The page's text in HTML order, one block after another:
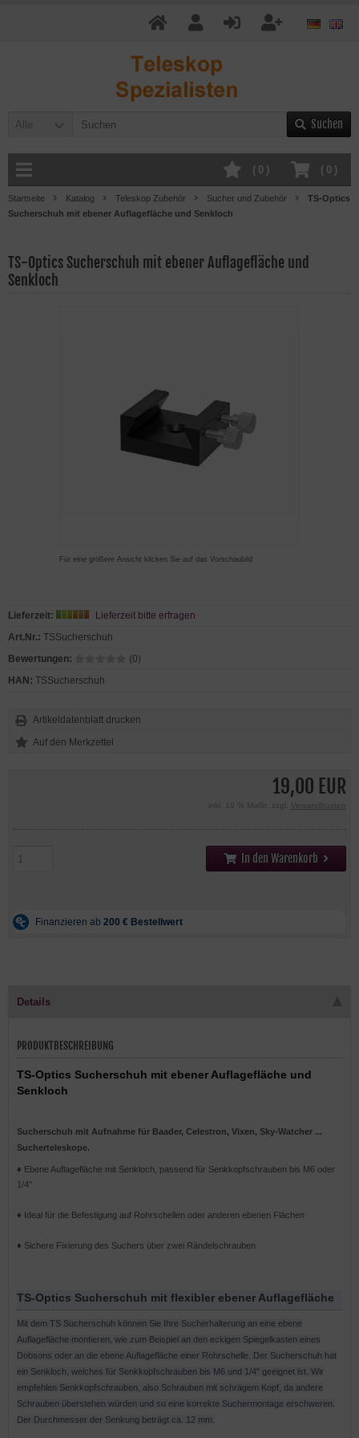
Alle Suchen
( 0 )
( 0 )
Startseite Katalog Teleskop Zubehör Sucher und Zubehör
TS-Optics
Sucherschuh mit ebener Auflagefläche und Senkloch
TS-Optics Sucherschuh mit ebener Auflagefläche und
Senkloch
Für eine größere Ansicht klicken Sie auf das Vorschaubild
19,00 EUR
inkl. 19 % MwSt. zzgl. Versandkosten
In den Warenkorb
Lieferzeit:
Lieferzeit bitte erfragen
Art.Nr.: TSSucherschuh
Bewertungen:
(0)
HAN: TSSucherschuh
Artikeldatenblatt drucken
Details
PRODUKTBESCHREIBUNG
TS-Optics Sucherschuh mit ebener Auflagefläche und
Senkloch
Sucherschuh mit Aufnahme für Baader, Celestron, Vixen, Sky-Watcher ...
Sucherteleskope.
♦ Ebene Auflagefläche mit Senkloch, passend für Senkkopfschrauben bis M6 oder
1/4"
♦ Ideal für die Befestigung auf Rohrschellen oder anderen ebenen Flächen
♦ Sichere Fixierung des Suchers über zwei Rändelschrauben
TS-Optics Sucherschuh mit flexibler ebener Auflagefläche
Mit dem TS Sucherschuh können Sie Ihre Sucherhalterung an eine ebene
Auflagefläche montieren, wie zum Beispiel an den eckigen Spiegelkasten eines
Dobsons oder an die ebene Auflagefläche einer Rohrschelle. Der Sucherschuh hat
ein Senkloch, welches für Senkkopfschrauben bis M6 und 1/4" geeignet ist. Wir
empfehlen Senkkopfschrauben, also Schrauben mit schrägem Kopf, da andere
Schrauben überstehen würden und so eine korrekte Suchermontage erschweren.
Der Durchmesser der Senkung beträgt ca. 12 mm.